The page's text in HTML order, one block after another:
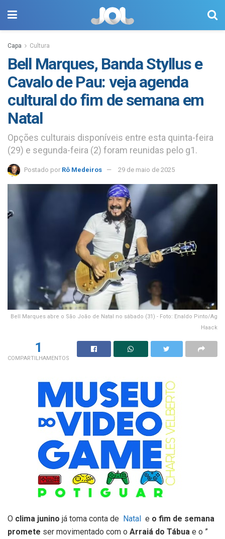
Capa Cultura
Bell Marques, Banda Styllus e
Cavalo de Pau: veja agenda
cultural do fim de semana em
Natal
Opções culturais disponíveis entre esta quinta-feira
(29) e segunda-feira (2) foram reunidas pelo g1.
Postado por Rô Medeiros 29 de maio de 2025
Bell Marques abre o São João de Natal no sábado (31) - Foto: Enaldo Pinto/Ag
Haack
1
COMPARTILHAMENTOS
O clima junino já toma conta de Natal e o fim de semana
promete ser movimentado com o Arraiá do Tábua e o ”